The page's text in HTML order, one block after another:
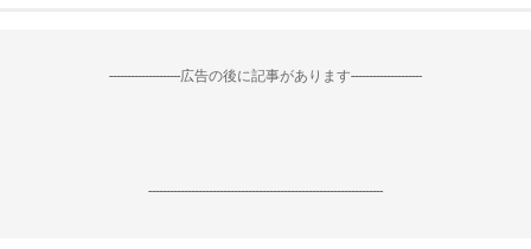
--------------------広告の後に記事があります--------------------
------------------------------------------------------------------